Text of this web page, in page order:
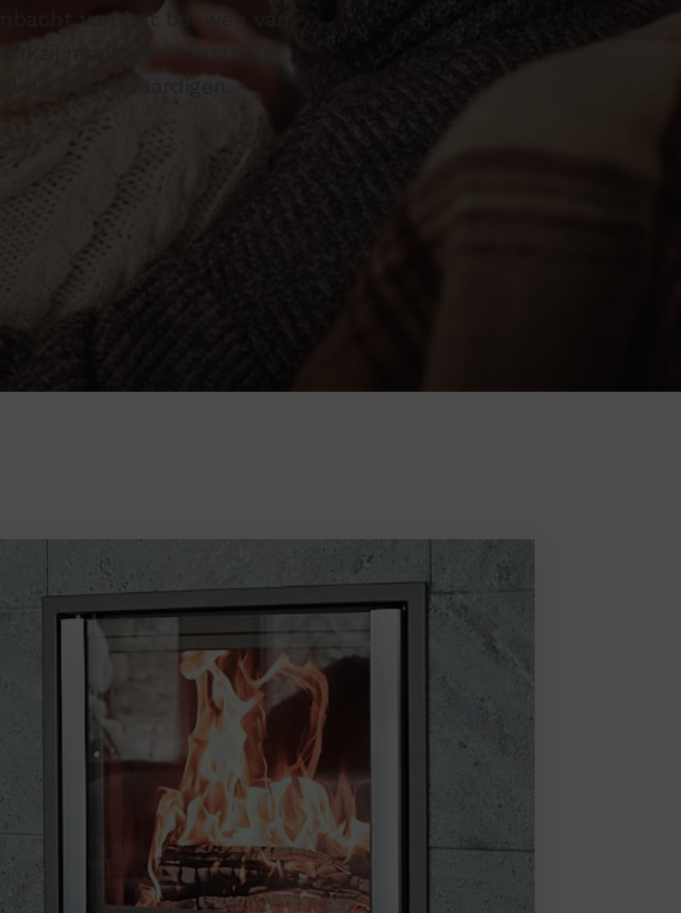
van het bouwen van
moderne industriële
die wij vervaardigen.